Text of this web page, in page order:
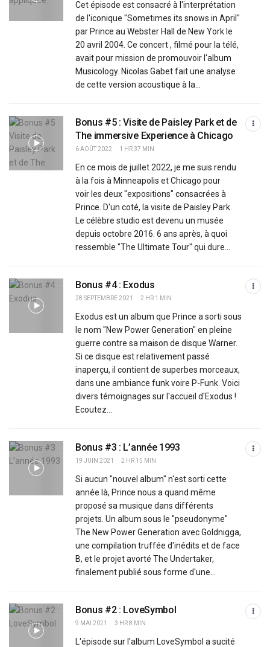
Cet épisode est consacré à l'interprétation
de l'iconique "Sometimes its snows in April"
par Prince au Webster Hall de New York le
20 avril 2004. Ce concert , filmé pour la télé,
avait pour mission de promouvoir l'album
Musicology. Nicolas Gabet fait une analyse
de cette version acoustique à la...
Bonus #5 : Visite de Paisley Park et de
The immersive Experience à Chicago
6 AOÛT 2022 1 HR 37 MIN
En ce mois de juillet 2022, je me suis rendu
à la fois à Minneapolis et Chicago pour
voir les deux "expositions" consacrées à
Prince. D'un coté, la visite de Paisley Park.
Le célèbre studio est devenu un musée
depuis octobre 2016. 6 ans après, à quoi
ressemble "The Ultimate Tour" qui dure...
Bonus #4 : Exodus
28 SEPTEMBRE 2021 2 HR 1 MIN
Exodus est un album que Prince a sorti sous
le nom "New Power Generation" en pleine
guerre contre sa maison de disque Warner.
Si ce disque est relativement passé
inaperçu, il contient de superbes morceaux,
dans une ambiance funk voire P-Funk. Voici
divers témoignages sur l'accueil d'Exodus !
Ecoutez...
Bonus #3 : L’année 1993
19 JUIN 2021 2 HR 15 MIN
Si aucun "nouvel album" n'est sorti cette
année là, Prince nous a quand même
proposé sa musique dans différents
projets. Un album sous le "pseudonyme"
The New Power Generation avec Goldnigga,
une compilation truffée d'inédits et de face
B, et le projet avorté The Undertaker,
finalement publié sous forme d'une...
Bonus #2 : LoveSymbol
9 MAI 2021 3 HR 8 MIN
L'épisode sur l'album LoveSymbol a sucité